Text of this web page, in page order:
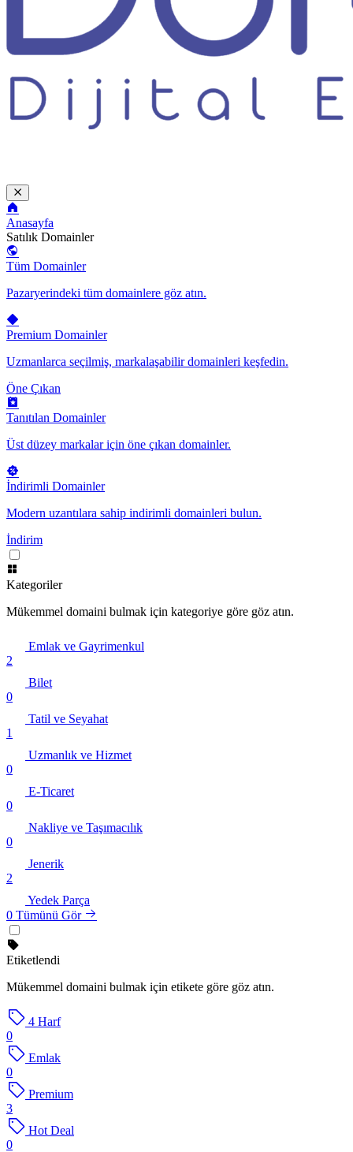
Anasayfa
Satılık Domainler
Tüm Domainler
Pazaryerindeki tüm domainlere göz atın.
Premium Domainler
Uzmanlarca seçilmiş, markalaşabilir domainleri keşfedin.
Öne Çıkan
Tanıtılan Domainler
Üst düzey markalar için öne çıkan domainler.
İndirimli Domainler
Modern uzantılara sahip indirimli domainleri bulun.
İndirim
Kategoriler
Mükemmel domaini bulmak için kategoriye göre göz atın.
Emlak ve Gayrimenkul
2
Bilet
0
Tatil ve Seyahat
1
Uzmanlık ve Hizmet
0
E-Ticaret
0
Nakliye ve Taşımacılık
0
Jenerik
2
Yedek Parça
0 Tümünü Gör
Etiketlendi
Mükemmel domaini bulmak için etikete göre göz atın.
4 Harf
0
Emlak
0
Premium
3
Hot Deal
0